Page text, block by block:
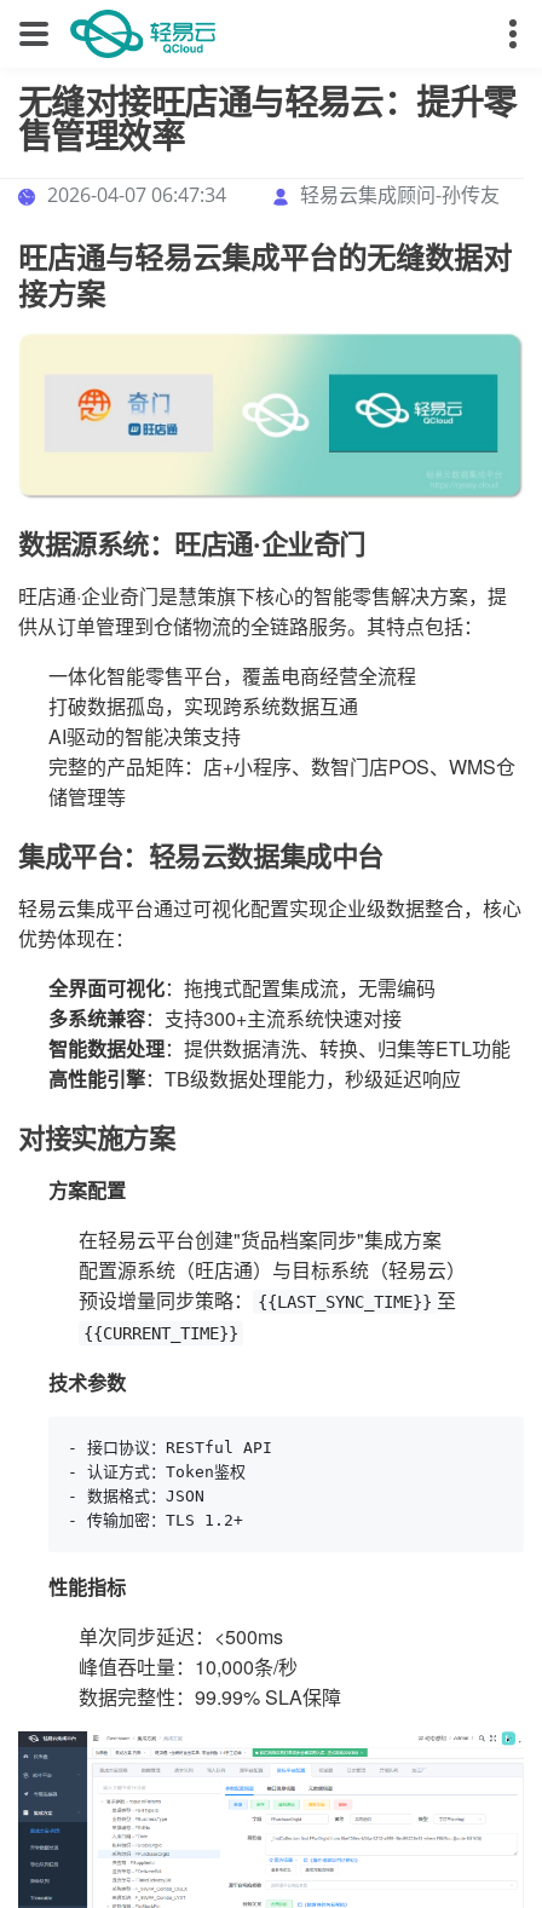
无缝对接旺店通与轻易云：提升零
售管理效率
2026-04-07 06:47:34 轻易云集成顾问-孙传友
旺店通与轻易云集成平台的无缝数据对
接方案
数据源系统：旺店通·企业奇门
旺店通·企业奇门是慧策旗下核心的智能零售解决方案，提
供从订单管理到仓储物流的全链路服务。其特点包括：
一体化智能零售平台，覆盖电商经营全流程
打破数据孤岛，实现跨系统数据互通
AI驱动的智能决策支持
完整的产品矩阵：店+小程序、数智门店POS、WMS仓
储管理等
集成平台：轻易云数据集成中台
轻易云集成平台通过可视化配置实现企业级数据整合，核心
优势体现在：
全界面可视化：拖拽式配置集成流，无需编码
多系统兼容：支持300+主流系统快速对接
智能数据处理：提供数据清洗、转换、归集等ETL功能
高性能引擎：TB级数据处理能力，秒级延迟响应
对接实施方案
方案配置
在轻易云平台创建"货品档案同步"集成方案
配置源系统（旺店通）与目标系统（轻易云）
预设增量同步策略：
{{LAST_SYNC_TIME}} 至
{{CURRENT_TIME}}
技术参数
- 接口协议：RESTful API
- 认证方式：Token鉴权
- 数据格式：JSON
- 传输加密：TLS 1.2+
性能指标
单次同步延迟：<500ms
峰值吞吐量：10,000条/秒
数据完整性：99.99% SLA保障